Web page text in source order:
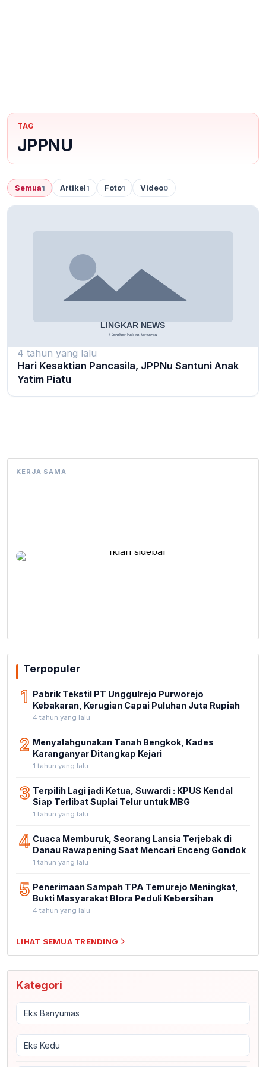
TAG
JPPNU
Semua1 Artikel1 Foto1 Video0
4 tahun yang lalu
Hari Kesaktian Pancasila, JPPNu Santuni Anak
Yatim Piatu
KERJA SAMA
Terpopuler
1 Pabrik Tekstil PT Unggulrejo Purworejo
Kebakaran, Kerugian Capai Puluhan Juta Rupiah
4 tahun yang lalu
2 Menyalahgunakan Tanah Bengkok, Kades
Karanganyar Ditangkap Kejari
1 tahun yang lalu
3 Terpilih Lagi jadi Ketua, Suwardi : KPUS Kendal
Siap Terlibat Suplai Telur untuk MBG
1 tahun yang lalu
4 Cuaca Memburuk, Seorang Lansia Terjebak di
Danau Rawapening Saat Mencari Enceng Gondok
1 tahun yang lalu
5 Penerimaan Sampah TPA Temurejo Meningkat,
Bukti Masyarakat Blora Peduli Kebersihan
4 tahun yang lalu
LIHAT SEMUA TRENDING
Kategori
Eks Banyumas
Eks Kedu